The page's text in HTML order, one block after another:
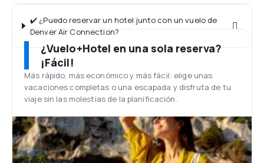
✔️ ¿Puedo reservar un hotel junto con un vuelo de
Denver Air Connection?
¿Vuelo+Hotel en una sola reserva?
¡Fácil!
Más rápido, más económico y más fácil: elige unas
vacaciones completas o una escapada y disfruta de tu
viaje sin las molestias de la planificación.